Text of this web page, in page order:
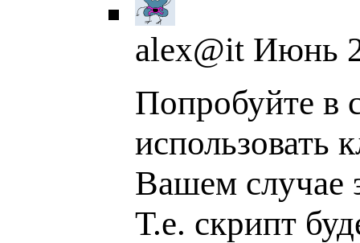
alex@it Июнь
Попробуйте в
использовать
Вашем случае
Т.е. скрипт